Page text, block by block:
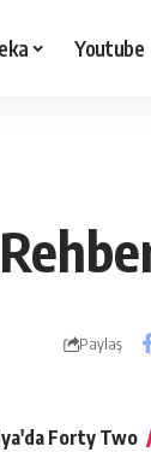
Youtube
Paylaş
Forty Two